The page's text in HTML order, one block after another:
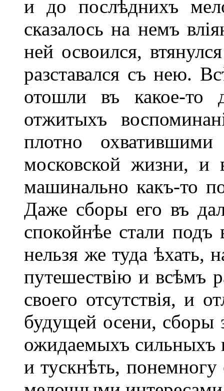
и до послѣднихъ
сказалось на немъ
ней освоился,
разставался съ нею.
отошли въ какое-то
отжитыхъ
плотно
московской жизни, и
машинально какъ-то
Даже сборы его въ
спокойнѣе стали подъ
нельзя же туда ѣхать,
путешествію и всѣмъ
своего отсутствія, и
будущей осени, сборы
ожидаемыхъ сильныхъ
и тускнѣть,